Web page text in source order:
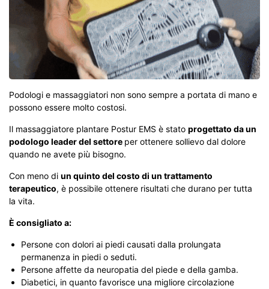
Podologi e massaggiatori non sono sempre a portata di mano e
possono essere molto costosi.
Il massaggiatore plantare Postur EMS è stato progettato da un
podologo leader del settore per ottenere sollievo dal dolore
quando ne avete più bisogno.
Con meno di un quinto del costo di un trattamento
terapeutico, è possibile ottenere risultati che durano per tutta
la vita.
È consigliato a:
Persone con dolori ai piedi causati dalla prolungata
permanenza in piedi o seduti.
Persone affette da neuropatia del piede e della gamba.
Diabetici, in quanto favorisce una migliore circolazione